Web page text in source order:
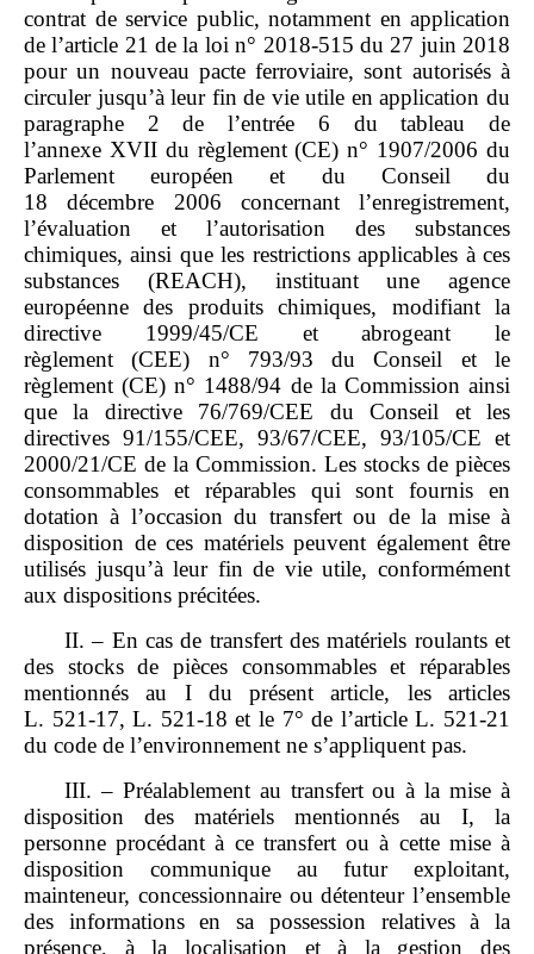
contrat de service public, notamment en application
de l’article 21 de la loi n° 2018‑515 du 27 juin 2018
pour un nouveau pacte ferroviaire, sont autorisés à
circuler jusqu’à leur fin de vie utile en application du
paragraphe 2 de l’entrée 6 du tableau de
l’annexe XVII du règlement (CE) n° 1907/2006 du
Parlement européen et du Conseil du
18 décembre 2006 concernant l’enregistrement,
l’évaluation et l’autorisation des substances
chimiques, ainsi que les restrictions applicables à ces
substances (REACH), instituant une agence
européenne des produits chimiques, modifiant la
directive 1999/45/CE et abrogeant le
règlement (CEE) n° 793/93 du Conseil et le
règlement (CE) n° 1488/94 de la Commission ainsi
que la directive 76/769/CEE du Conseil et les
directives 91/155/CEE, 93/67/CEE, 93/105/CE et
2000/21/CE de la Commission. Les stocks de pièces
consommables et réparables qui sont fournis en
dotation à l’occasion du transfert ou de la mise à
disposition de ces matériels peuvent également être
utilisés jusqu’à leur fin de vie utile, conformément
aux dispositions précitées.
II. – En cas de transfert des matériels roulants et
des stocks de pièces consommables et réparables
mentionnés au I du présent article, les articles
L. 521‑17, L. 521‑18 et le 7° de l’article L. 521‑21
du code de l’environnement ne s’appliquent pas.
III. – Préalablement au transfert ou à la mise à
disposition des matériels mentionnés au I, la
personne procédant à ce transfert ou à cette mise à
disposition communique au futur exploitant,
mainteneur, concessionnaire ou détenteur l’ensemble
des informations en sa possession relatives à la
présence, à la localisation et à la gestion des